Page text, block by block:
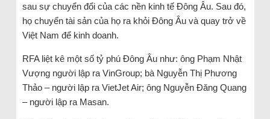
sau sự chuyển đổi của các nền kinh tế Đông Âu. Sau đó,
họ chuyển tài sản của họ ra khỏi Đông Âu và quay trở về
Việt Nam để kinh doanh.
RFA liệt kê một số tỷ phú Đông Âu như: ông Phạm Nhật
Vượng người lập ra VinGroup; bà Nguyễn Thị Phương
Thảo – người lập ra VietJet Air; ông Nguyễn Đăng Quang
– người lập ra Masan.